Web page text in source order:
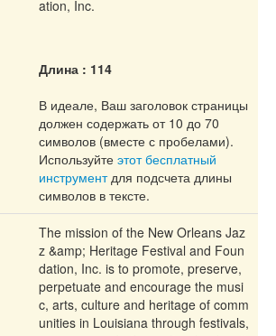
ation, Inc.
Длина : 114
В идеале, Ваш заголовок страницы
должен содержать от 10 до 70
символов (вместе с пробелами).
Используйте этот бесплатный
инструментдля подсчета длины
символов в тексте.
The mission of the New Orleans Jaz
z &amp; Heritage Festival and Foun
dation, Inc. is to promote, preserve,
perpetuate and encourage the musi
c, arts, culture and heritage of comm
unities in Louisiana through festivals,